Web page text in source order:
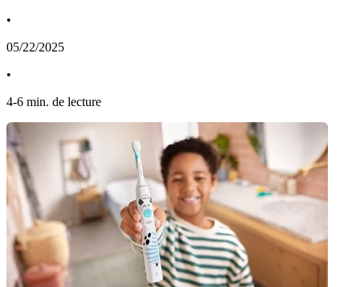
•
05/22/2025
•
4-6 min. de lecture